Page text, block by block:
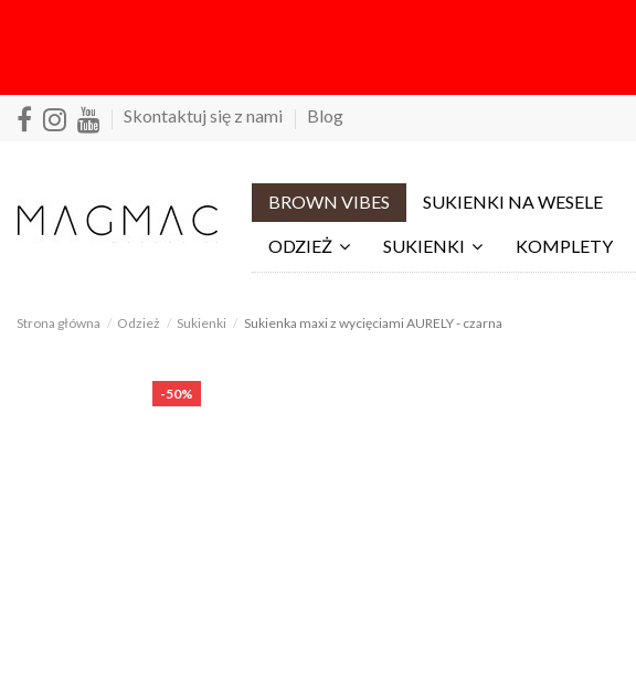
Skontaktuj się z nami Blog
BROWN VIBES SUKIENKI NA WESELE
ODZIEŻ SUKIENKI KOMPLETY
Strona główna Odzież Sukienki Sukienka maxi z wycięciami AURELY - czarna
-50%